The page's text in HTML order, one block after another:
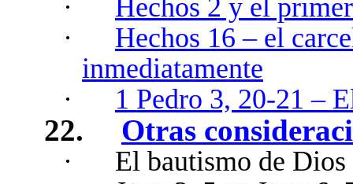
·
Hechos 2 y el
·
Hechos 16 – el
inmediatamente
·
1 Pedro 3, 20-21 –
22. Otras
·
El bautismo de Dios